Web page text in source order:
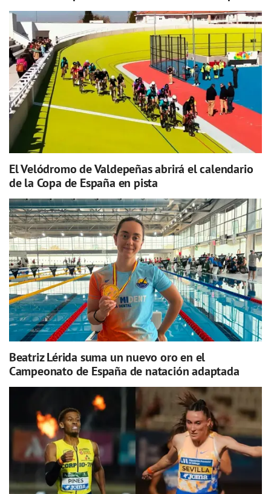
El Velódromo de Valdepeñas abrirá el calendario
de la Copa de España en pista
Beatriz Lérida suma un nuevo oro en el
Campeonato de España de natación adaptada